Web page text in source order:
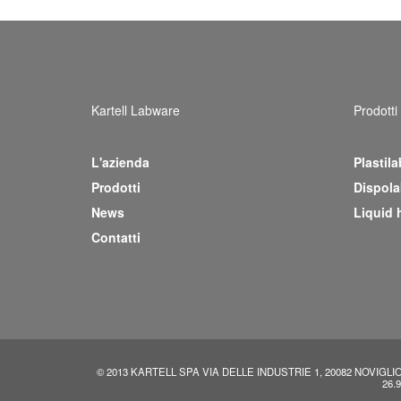
Kartell Labware Prodotti
L'azienda
Prodotti
News
Contatti
Liquid
© 2013 KARTELL SPA VIA DELLE INDUSTRIE 1, 20082